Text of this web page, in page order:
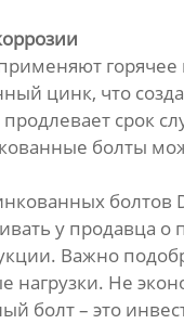
цинк, что
срок
болты
болтов
у продавца
Важно
нагрузки. Не
болт – это